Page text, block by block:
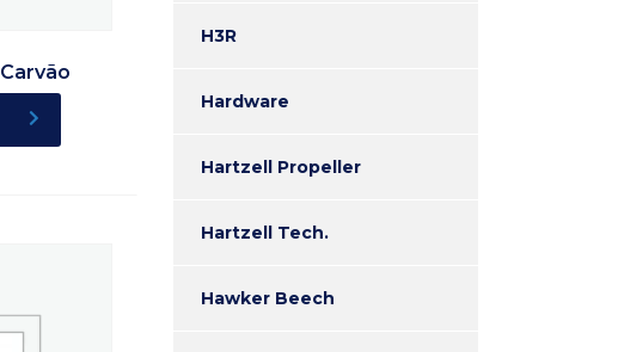
H3R
Hardware
Hartzell Propeller
Hartzell Tech.
Hawker Beech